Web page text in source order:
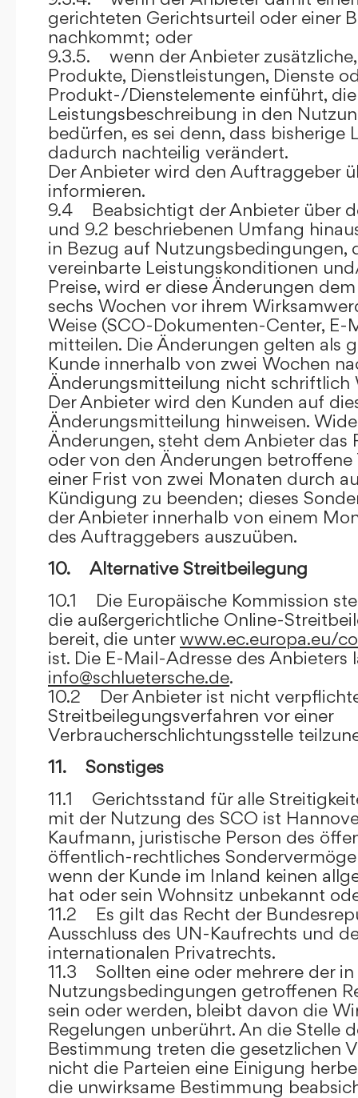
gerichteten Gerichtsurteil oder einer
nachkommt; oder
9.3.5. wenn der Anbieter
Produkte, Dienstleistungen, Dienste
Produkt-/Dienstelemente einführt,
Leistungsbeschreibung in den
bedürfen, es sei denn, dass bisherige
dadurch nachteilig verändert.
Der Anbieter wird den Auftraggeber
informieren.
9.4 Beabsichtigt der Anbieter über
und 9.2 beschriebenen Umfang
in Bezug auf Nutzungsbedingungen,
vereinbarte Leistungskonditionen
Preise, wird er diese Änderungen
sechs Wochen vor ihrem
Weise (SCO-Dokumenten-Center, E-
mitteilen. Die Änderungen gelten als
Kunde innerhalb von zwei Wochen
Änderungsmitteilung nicht schriftlich
Der Anbieter wird den Kunden auf
Änderungsmitteilung hinweisen.
Änderungen, steht dem Anbieter das
oder von den Änderungen betroffene
einer Frist von zwei Monaten durch
Kündigung zu beenden; dieses
der Anbieter innerhalb von einem
des Auftraggebers auszuüben.
10. Alternative Streitbeilegung
10.1 Die Europäische Kommission
die außergerichtliche Online-
bereit, die unterwww.ec.europa.eu/
ist. Die E-Mail-Adresse des Anbieters
info@schluetersche.de.
10.2 Der Anbieter ist nicht
Streitbeilegungsverfahren vor einer
Verbraucherschlichtungsstelle
11. Sonstiges
11.1 Gerichtsstand für alle
mit der Nutzung des SCO ist
Kaufmann, juristische Person des
öffentlich-rechtliches
wenn der Kunde im Inland keinen
hat oder sein Wohnsitz unbekannt
11.2 Es gilt das Recht der
Ausschluss des UN-Kaufrechts und
internationalen Privatrechts.
11.3 Sollten eine oder mehrere der in
Nutzungsbedingungen getroffenen
sein oder werden, bleibt davon die
Regelungen unberührt. An die Stelle
Bestimmung treten die gesetzlichen
nicht die Parteien eine Einigung
die unwirksame Bestimmung